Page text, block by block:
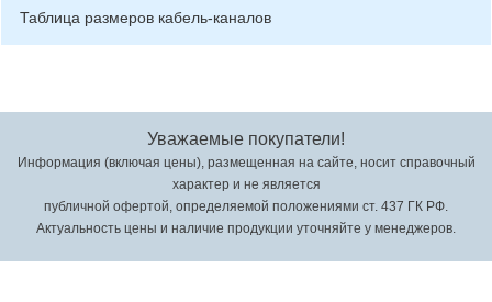
Таблица размеров кабель-каналов
Уважаемые покупатели!
Информация (включая цены), размещенная на сайте, носит справочный
характер и не является
публичной офертой, определяемой положениями ст. 437 ГК РФ.
Актуальность цены и наличие продукции уточняйте у менеджеров.